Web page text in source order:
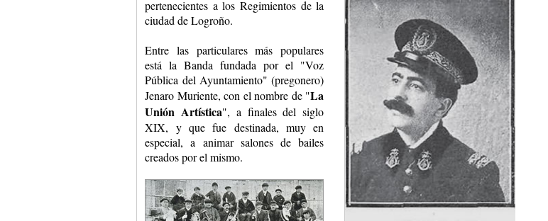
pertenecientes a los Regimientos de la
ciudad de Logroño.
Entre las particulares más populares
está la Banda fundada por el "Voz
Pública del Ayuntamiento" (pregonero)
Jenaro Muriente, con el nombre de "La
Unión Artística", a finales del siglo
XIX, y que fue destinada, muy en
especial, a animar salones de bailes
creados por el mismo.